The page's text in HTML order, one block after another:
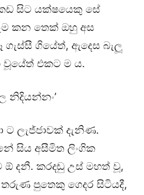
සිට යක්ෂයෙකු සේ
කන තෙක් ඔහු අස
ගියේත්, ඇදෙස බැලූ
වූයේත් එකට ම ය.
නිදියන්නං’
ලැජ්ජාවක් දැනිණ.
සිය අසීමිත ලිංගික
දනී. කරදඬු උස් මහත් වූ,
පුතෙකු ගෙදර සිටියදී,